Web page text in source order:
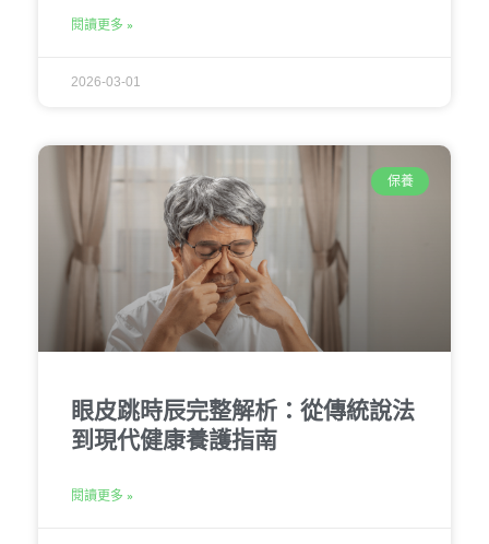
閱讀更多 »
2026-03-01
保養
眼皮跳時辰完整解析：從傳統說法
到現代健康養護指南
閱讀更多 »